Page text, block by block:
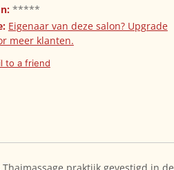
*****
Eigenaar van deze salon? Upgrade
meer klanten.
to a friend
praktijk gevestigd in de